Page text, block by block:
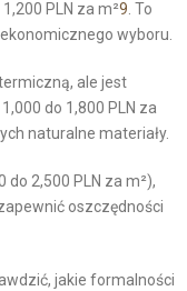
PLN za m²9. To
wyboru.
ale jest
do 1,800 PLN za
naturalne materiały.
2,500 PLN za m²),
oszczędności
jakie formalności